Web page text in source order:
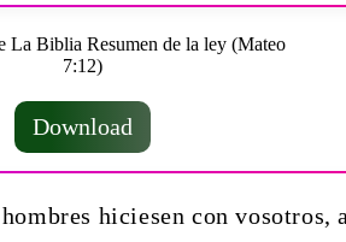
Download
hiciesen con vosotros,